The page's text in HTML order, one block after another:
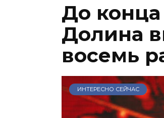
До конца
Долина
восемь
ИНТЕРЕСНО СЕЙЧАС